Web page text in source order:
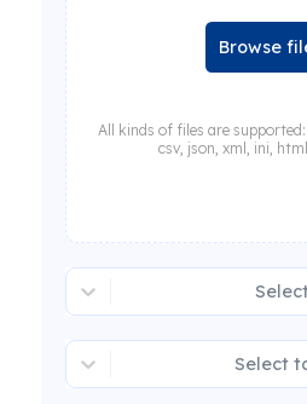
Browse
All kinds of files are supported:
csv, json, xml, ini,
Select